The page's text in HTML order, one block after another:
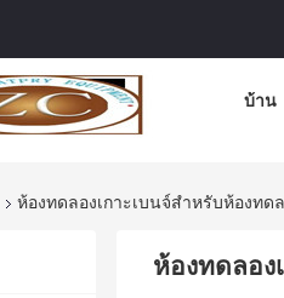
บ้าน
ห้องทดลองเกาะเบนจ์สําหรับห้องทด
ห้องทดลอง